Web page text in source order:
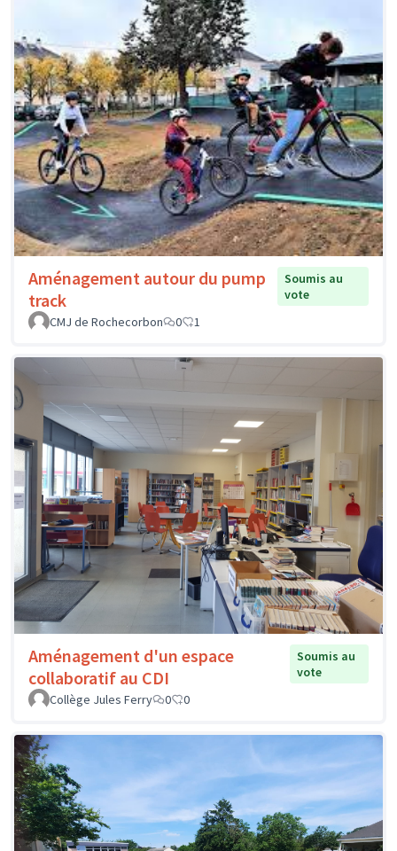
Aménagement autour du pump
track
Soumis au
vote
CMJ de Rochecorbon
0 1
Aménagement d'un espace
collaboratif au CDI
Soumis au
vote
Collège Jules Ferry
0 0